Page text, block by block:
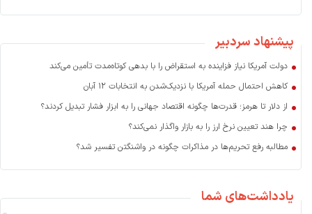
پیشنهاد سردبیر
دولت آمریکا نیاز فزاینده به استقراض را با بدهی کوتاه‌مدت تأمین می‌کند
کاهش احتمال حمله آمریکا با نزدیک‌شدن به انتخابات ۱۲ آبان
از دلار تا هرمز؛ قدرت‌ها چگونه اقتصاد جهانی را به ابزار فشار تبدیل کردند؟
چرا هند تعیین نرخ ارز را به بازار واگذار نمی‌کند؟
مطالبه رفع تحریم‌ها در مذاکرات چگونه در واشنگتن تفسیر شد؟
یادداشت‌های شما